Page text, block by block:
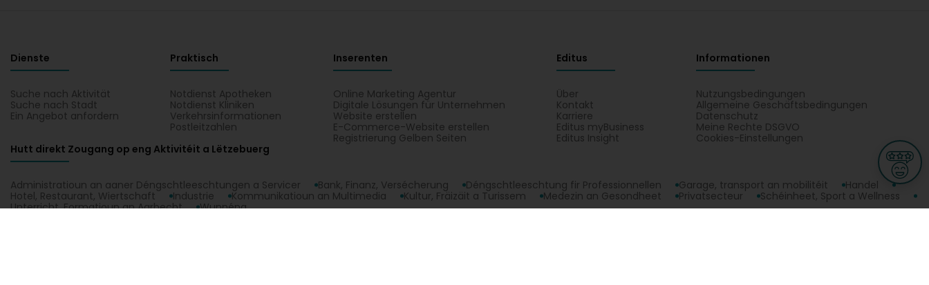
Dienste
Suche nach Aktivität
Suche nach Stadt
Ein Angebot anfordern
Praktisch
Notdienst Apotheken
Notdienst Kliniken
Verkehrsinformationen
Postleitzahlen
Inserenten
Online Marketing Agentur
Digitale Lösungen für Unternehmen
Website erstellen
E-Commerce-Website erstellen
Registrierung Gelben Seiten
Editus
Über
Kontakt
Karriere
Editus myBusiness
Editus Insight
Informationen
Nutzungsbedingungen
Allgemeine Geschäftsbedingungen
Datenschutz
Meine Rechte DSGVO
Cookies-Einstellungen
Hutt direkt Zougang op eng Aktivitéit a Lëtzebuerg
Administratioun an aaner Déngschtleeschtungen a Servicer Bank, Finanz, Versécherung Déngschtleeschtung fir Professionnellen Garage, transport an mobilitéit
Handel
Hotel, Restaurant, Wiertschaft
Industrie Kommunikatioun an Multimedia Kultur, Fräizäit a Turissem Medezin an Gesondheet Privatsecteur
Schéinheet, Sport a Wellness
Unterricht, Formatioun an Aarbecht
Wunnéng